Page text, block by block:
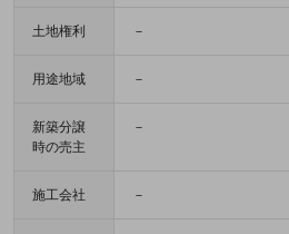
土地権利 －
用途地域 －
新築分譲
時の売主
－
施工会社 －